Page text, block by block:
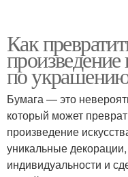
Как
произведение
по
Бумага — это
который может
произведение
уникальные
индивидуальности и